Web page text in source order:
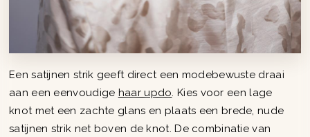
Een satijnen strik geeft direct een modebewuste draai
aan een eenvoudige haar updo. Kies voor een lage
knot met een zachte glans en plaats een brede, nude
satijnen strik net boven de knot. De combinatie van